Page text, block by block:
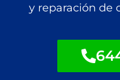
y reparación de